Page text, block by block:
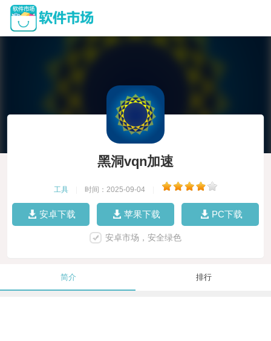
黑洞vqn加速
工具 时间：2025-09-04
安卓下载 苹果下载 PC下载
安卓市场，安全绿色
简介 排行